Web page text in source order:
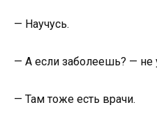
— Научусь.
— А если заболеешь? — не
— Там тоже есть врачи.